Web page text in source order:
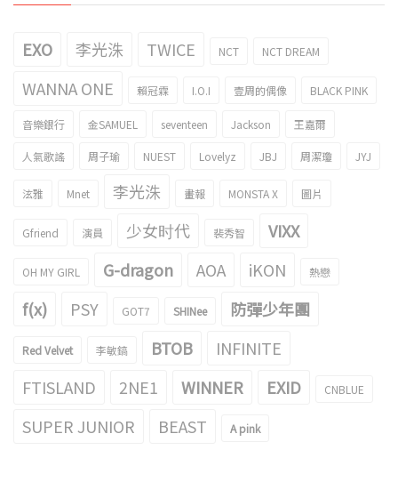
EXO 李光洙 TWICE NCT NCT DREAM
WANNA ONE 賴冠霖 I.O.I 壹周的偶像 BLACK PINK
音樂銀行 金SAMUEL seventeen Jackson 王嘉爾
人氣歌謠 周子瑜 NUEST Lovelyz JBJ 周潔瓊 JYJ
泫雅 Mnet 李光洙 畫報 MONSTA X 圖片
Gfriend 演員 少女时代 裴秀智 VIXX
OH MY GIRL G-dragon AOA iKON 熱戀
f(x) PSY GOT7 SHINee 防彈少年團
Red Velvet 李敏鎬 BTOB
INFINITE
FTISLAND
2NE1 WINNER EXID CNBLUE
SUPER JUNIOR BEAST A pink